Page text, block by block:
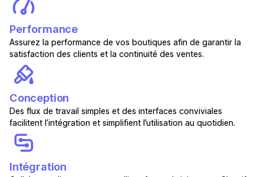
Performance
Assurez la performance de vos boutiques afin de garantir la
satisfaction des clients et la continuité des ventes.
Conception
Des flux de travail simples et des interfaces conviviales
facilitent l’intégration et simplifient l’utilisation au quotidien.
Intégration